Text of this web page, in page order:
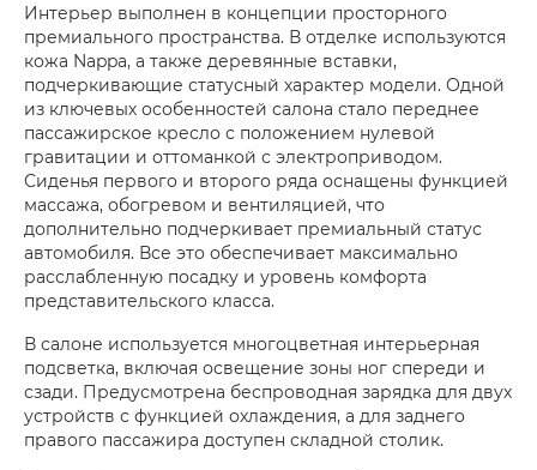
Интерьер выполнен в концепции просторного
премиального пространства. В отделке используются
кожа Nappa, а также деревянные вставки,
подчеркивающие статусный характер модели. Одной
из ключевых особенностей салона стало переднее
пассажирское кресло с положением нулевой
гравитации и оттоманкой с электроприводом.
Сиденья первого и второго ряда оснащены функцией
массажа, обогревом и вентиляцией, что
дополнительно подчеркивает премиальный статус
автомобиля. Все это обеспечивает максимально
расслабленную посадку и уровень комфорта
представительского класса.
В салоне используется многоцветная интерьерная
подсветка, включая освещение зоны ног спереди и
сзади. Предусмотрена беспроводная зарядка для двух
устройств с функцией охлаждения, а для заднего
правого пассажира доступен складной столик.